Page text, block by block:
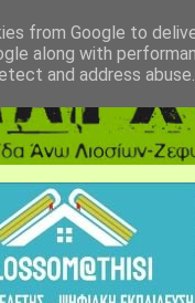
from Google to
along with
and address abuse.